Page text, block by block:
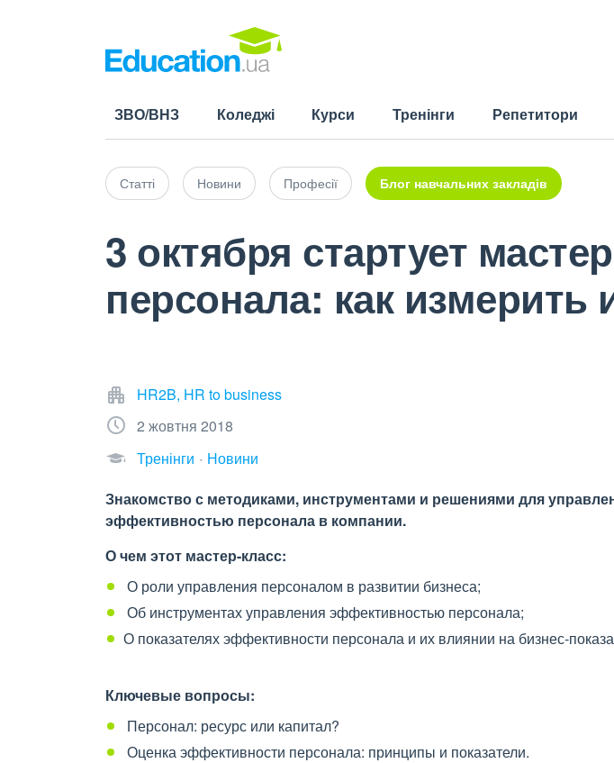
ЗВО/ВНЗ Коледжі Курси Тренінги Репетитори
Статті Новини Професії Блог навчальних закладів
3 октября стартует
персонала: как измерить
HR2B, HR to business
2 жовтня 2018
Тренінги
Новини
Знакомство с методиками, инструментами и решениями для
эффективностью персонала в компании.
О чем этот мастер-класс:
О роли управления персоналом в развитии бизнеса;
Об инструментах управления эффективностью персонала;
О показателях эффективности персонала и их влиянии на бизнес-
Ключевые вопросы:
Персонал: ресурс или капитал?
Оценка эффективности персонала: принципы и показатели.